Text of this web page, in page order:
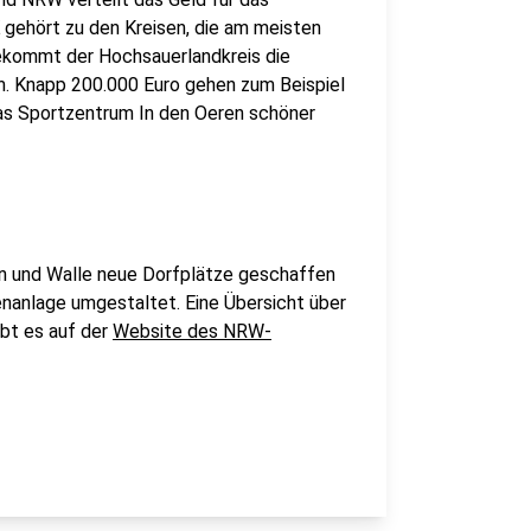
zu den Kreisen, die am meisten
der Hochsauerlandkreis die
200.000 Euro gehen zum Beispiel
Sportzentrum In den Oeren schöner
und Walle neue Dorfplätze geschaffen
umgestaltet. Eine Übersicht über
es auf der Website des NRW-